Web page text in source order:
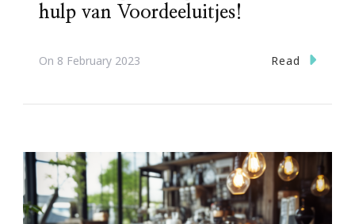
hulp van Voordeeluitjes!
On 8 February 2023 Read